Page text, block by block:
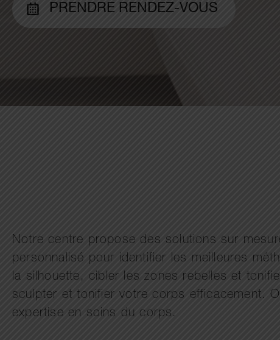
PRENDRE RENDEZ-VOUS
Notre centre propose des solutions sur
personnalisé pour identifier les meilleures
la silhouette, cibler les zones rebelles et
sculpter et tonifier votre corps efficacement.
expertise en soins du corps.